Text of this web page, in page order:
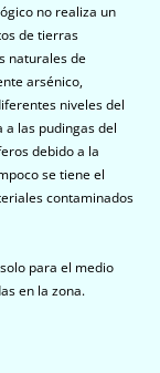
no realiza un
de tierras
naturales de
arsénico,
niveles del
a las pudingas del
debido a la
se tiene el
contaminados
para el medio
en la zona.